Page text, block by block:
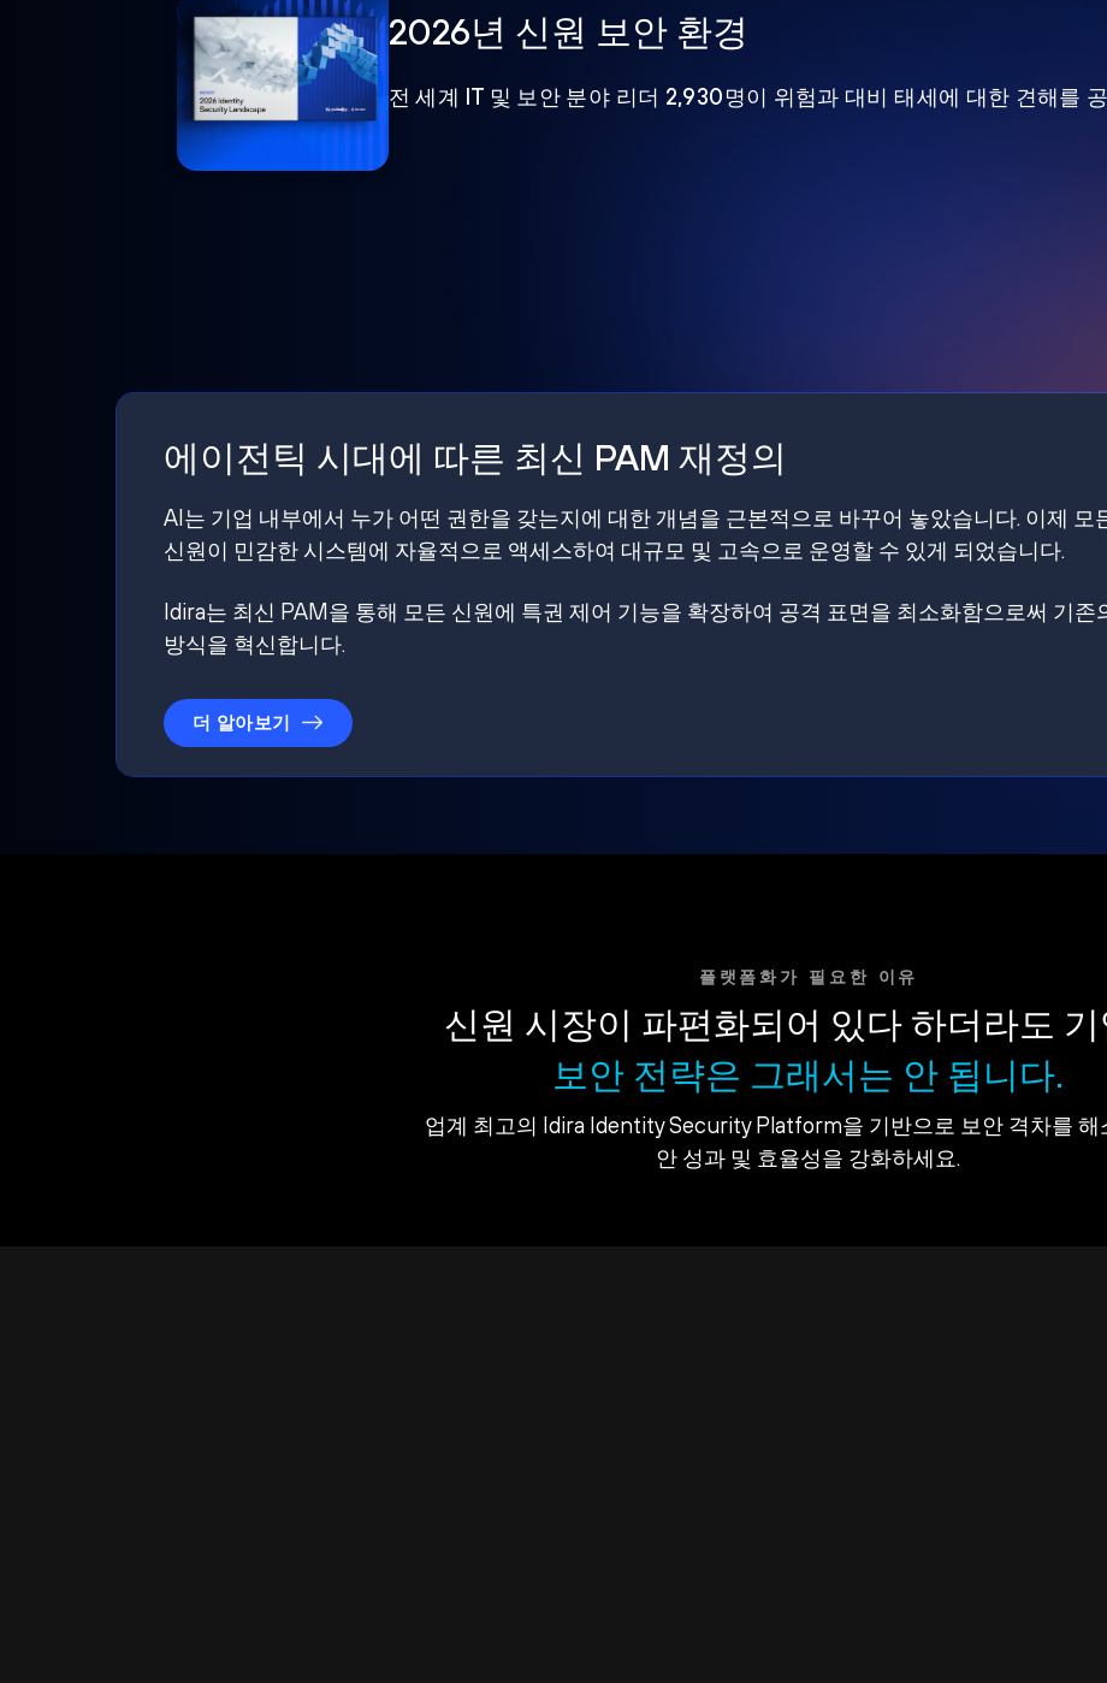
2026년 신원 보안 환경
전 세계 IT 및 보안 분야 리더 2,930명이 위험과 대비 태세에 대한 견해를
에이전틱 시대에 따른 최신 PAM 재정의
AI는 기업 내부에서 누가 어떤 권한을 갖는지에 대한 개념을 근본적으로 바꾸어 놓았습니다. 이제 모
신원이 민감한 시스템에 자율적으로 액세스하여 대규모 및 고속으로 운영할 수 있게 되었습니다.
Idira는 최신 PAM을 통해 모든 신원에 특권 제어 기능을 확장하여 공격 표면을 최소화함으로써 기존
방식을 혁신합니다.
더 알아보기
플랫폼화가 필요한 이유
신원 시장이 파편화되어 있다 하더라도 기
보안 전략은 그래서는 안 됩니다.
업계 최고의 Idira Identity Security Platform을 기반으로 보안 격차를 해
안 성과 및 효율성을 강화하세요.